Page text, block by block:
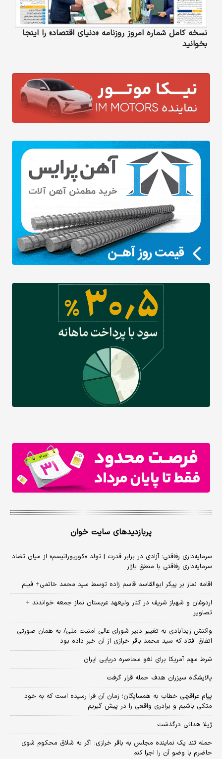
نسخه کامل شماره امروز روزنامه «دنیای‌ اقتصاد» را اینجا
بخوانید
پربازدیدهای سایت خوان
سرمایه‌داری رفاقتی؛ آزادی در برابر قدرت | تولد «کورپوراتیسم» از میان تضاد
سرمایه‌داری رفاقتی با منطق بازار
اقامه نماز بر پیکر ابوالقاسم قاسم زاده توسط سید محمد خاتمی+ فیلم
اردوغان و شهباز شریف در کنار ولیعهد عربستان نماز جمعه خواندند +
تصاویر
واکنش زیدآبادی به تغییر دبیر شورای عالی امنیت ملی/ به همان صورتی
اتفاق افتاد که سید محمد باقر خرازی از آن خبر داده بود
شرط مهم آمریکا برای لغو محاصره دریایی ایران
پالایشگاه سیزران هدف حمله قرار گرفت
پیام عراقچی خطاب به همسایگان؛ زمان آن فرا رسیده است که به خود
متکی باشیم و برادری واقعی را در پیش گیریم
ژیلا هدائی درگذشت
حمله تند یک نماینده مجلس به باقر خرازی: اگر به شلاق محکوم شوی
حاضرم با وضو آن را اجرا کنم